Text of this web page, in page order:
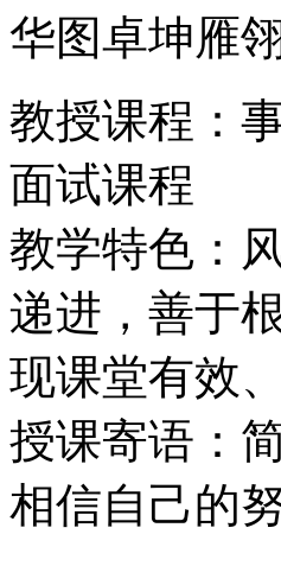
华图卓坤雁
教授课程：
面试课程
教学特色：
递进，善于
现课堂有效
授课寄语：
相信自己的努